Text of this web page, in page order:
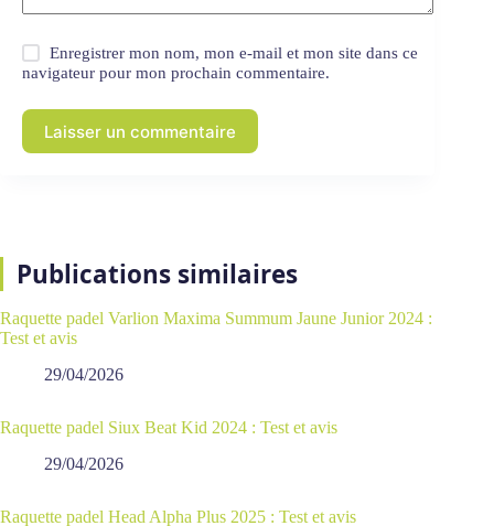
Enregistrer mon nom, mon e-mail et mon site dans ce
navigateur pour mon prochain commentaire.
Laisser un commentaire
Publications similaires
Raquette padel Varlion Maxima Summum Jaune Junior 2024 :
Test et avis
29/04/2026
Raquette padel Siux Beat Kid 2024 : Test et avis
29/04/2026
Raquette padel Head Alpha Plus 2025 : Test et avis